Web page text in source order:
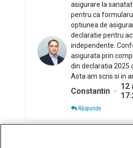
asigurare la
pentru ca
optiunea de
declaratie pentru
independente.
asigurata prin
din declaratia 2025
Asta am scris si in
Constantin - 12
Răspunde